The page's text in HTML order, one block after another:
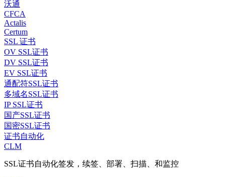
沃通
CFCA
Actalis
Certum
SSL 证书
OV SSL证书
DV SSL证书
EV SSL证书
通配符SSL证书
多域名SSL证书
IP SSL证书
国产SSL证书
国密SSL证书
证书自动化
CLM
SSL证书自动化签发，续签、部署、扫描、和监控